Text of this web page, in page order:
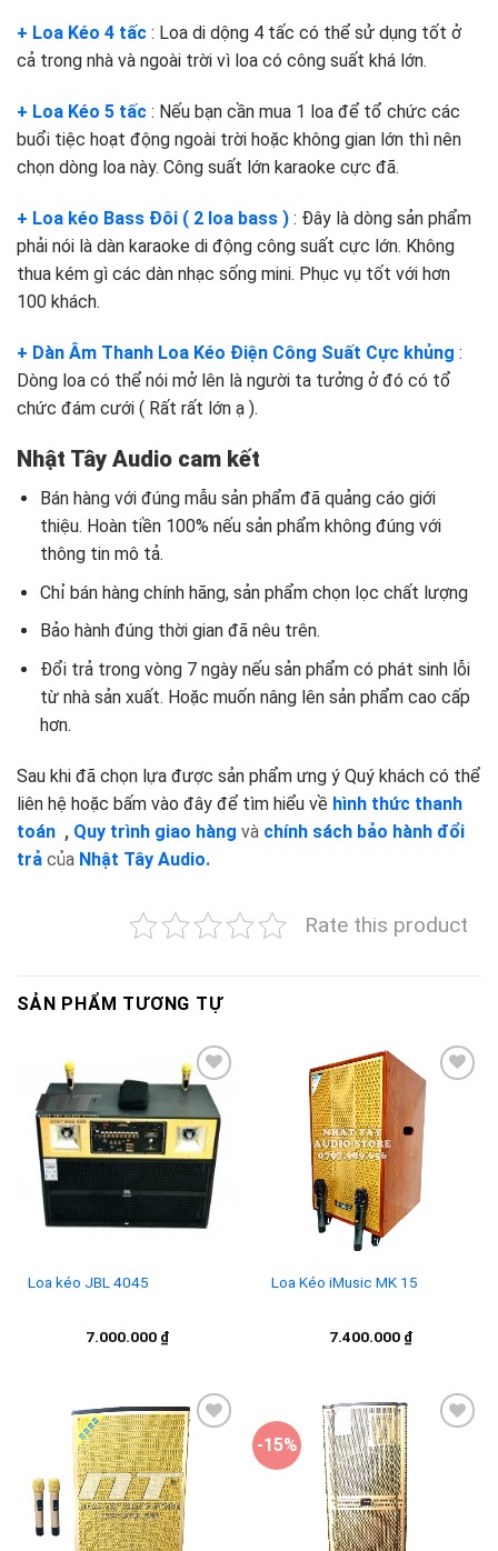
+ Loa Kéo 4 tấc : Loa di dộng 4 tấc có thể sử dụng tốt ở
cả trong nhà và ngoài trời vì loa có công suất khá lớn.
+ Loa Kéo 5 tấc : Nếu bạn cần mua 1 loa để tổ chức các
buổi tiệc hoạt động ngoài trời hoặc không gian lớn thì nên
chọn dòng loa này. Công suất lớn karaoke cực đã.
+ Loa kéo Bass Đôi ( 2 loa bass ) : Đây là dòng sản phẩm
phải nói là dàn karaoke di động công suất cực lớn. Không
thua kém gì các dàn nhạc sống mini. Phục vụ tốt với hơn
100 khách.
+ Dàn Âm Thanh Loa Kéo Điện Công Suất Cực khủng :
Dòng loa có thể nói mở lên là người ta tưởng ở đó có tổ
chức đám cưới ( Rất rất lớn ạ ).
Nhật Tây Audio cam kết
Bán hàng với đúng mẫu sản phẩm đã quảng cáo giới
thiệu. Hoàn tiền 100% nếu sản phẩm không đúng với
thông tin mô tả.
Chỉ bán hàng chính hãng, sản phẩm chọn lọc chất lượng
Bảo hành đúng thời gian đã nêu trên.
Đổi trả trong vòng 7 ngày nếu sản phẩm có phát sinh lỗi
từ nhà sản xuất. Hoặc muốn nâng lên sản phẩm cao cấp
hơn.
Sau khi đã chọn lựa được sản phẩm ưng ý Quý khách có thể
liên hệ hoặc bấm vào đây để tìm hiểu về hình thức thanh
toán , Quy trình giao hàng và chính sách bảo hành đổi
trả của Nhật Tây Audio.
Rate this product
SẢN PHẨM TƯƠNG TỰ
Add to
wishlist
Loa kéo JBL 4045
7.000.000 ₫
wishlist
Loa Kéo iMusic MK 15
7.400.000 ₫
Add to
wishlist
-15%